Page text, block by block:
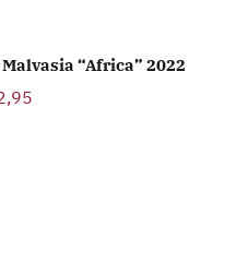
WINKELWAGEN
“Africa” 2022